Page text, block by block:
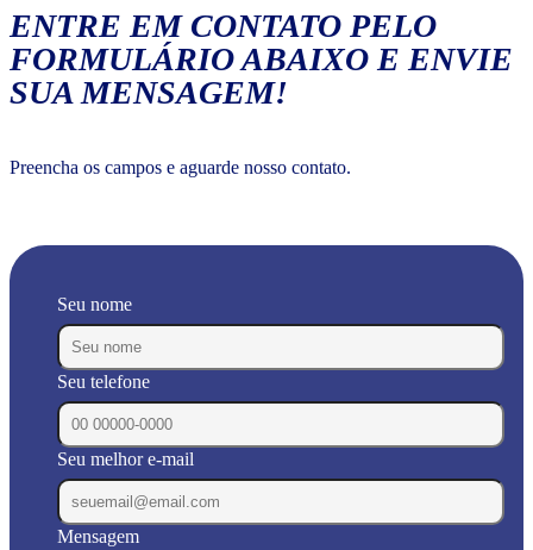
ENTRE EM CONTATO PELO
FORMULÁRIO ABAIXO E ENVIE
SUA MENSAGEM!
Preencha os campos e aguarde nosso contato.
Seu nome
Seu telefone
Seu melhor e-mail
Mensagem